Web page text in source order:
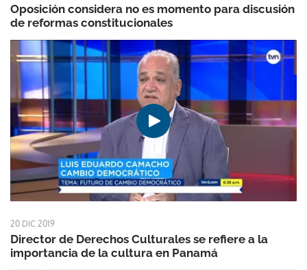
Oposición considera no es momento para discusión
de reformas constitucionales
20 DIC 2019
Director de Derechos Culturales se refiere a la
importancia de la cultura en Panamá